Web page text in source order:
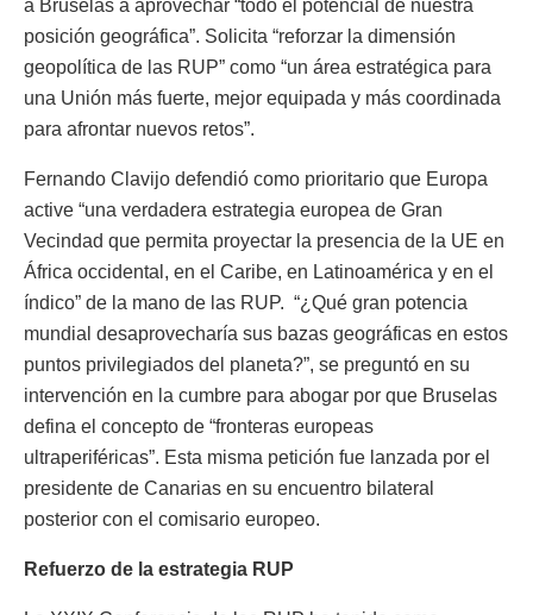
a Bruselas a aprovechar “todo el potencial de nuestra
posición geográfica”. Solicita “reforzar la dimensión
geopolítica de las RUP” como “un área estratégica para
una Unión más fuerte, mejor equipada y más coordinada
para afrontar nuevos retos”.
Fernando Clavijo defendió como prioritario que Europa
active “una verdadera estrategia europea de Gran
Vecindad que permita proyectar la presencia de la UE en
África occidental, en el Caribe, en Latinoamérica y en el
índico” de la mano de las RUP. “¿Qué gran potencia
mundial desaprovecharía sus bazas geográficas en estos
puntos privilegiados del planeta?”, se preguntó en su
intervención en la cumbre para abogar por que Bruselas
defina el concepto de “fronteras europeas
ultraperiféricas”. Esta misma petición fue lanzada por el
presidente de Canarias en su encuentro bilateral
posterior con el comisario europeo.
Refuerzo de la estrategia RUP